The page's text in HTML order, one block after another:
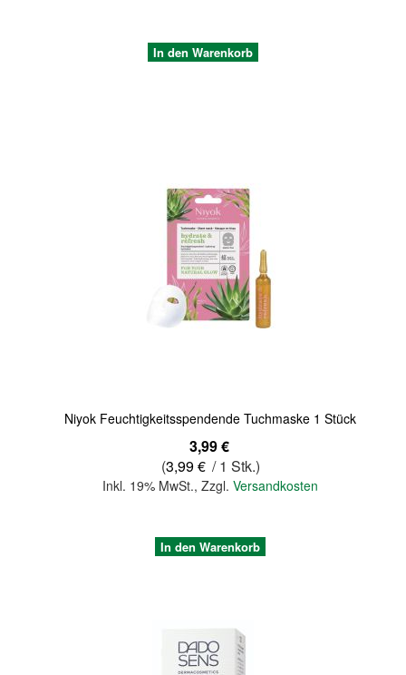
In den Warenkorb
Niyok Feuchtigkeitsspendende Tuchmaske 1 Stück
3,99 €
(3,99 € / 1 Stk.)
Inkl. 19% MwSt.,Zzgl.Versandkosten
In den Warenkorb